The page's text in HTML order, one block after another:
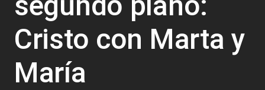
Cristo con Marta y
María